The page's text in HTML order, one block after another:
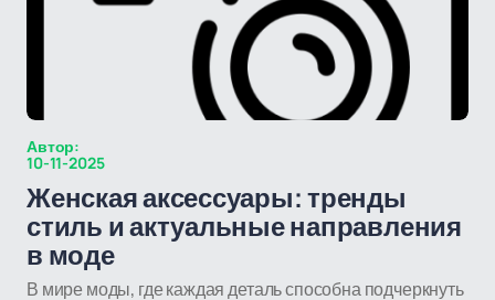
Автор:
10-11-2025
Женская аксессуары: тренды
стиль и актуальные направления
в моде
В мире моды, где каждая деталь способна подчеркнуть